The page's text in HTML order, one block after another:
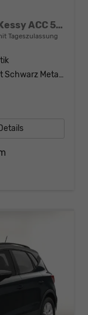
Style DSG NeuMod VollLED SHZ Kessy ACC 5JG
Tageszulassung
Midnight Schwarz Metallic / Dach